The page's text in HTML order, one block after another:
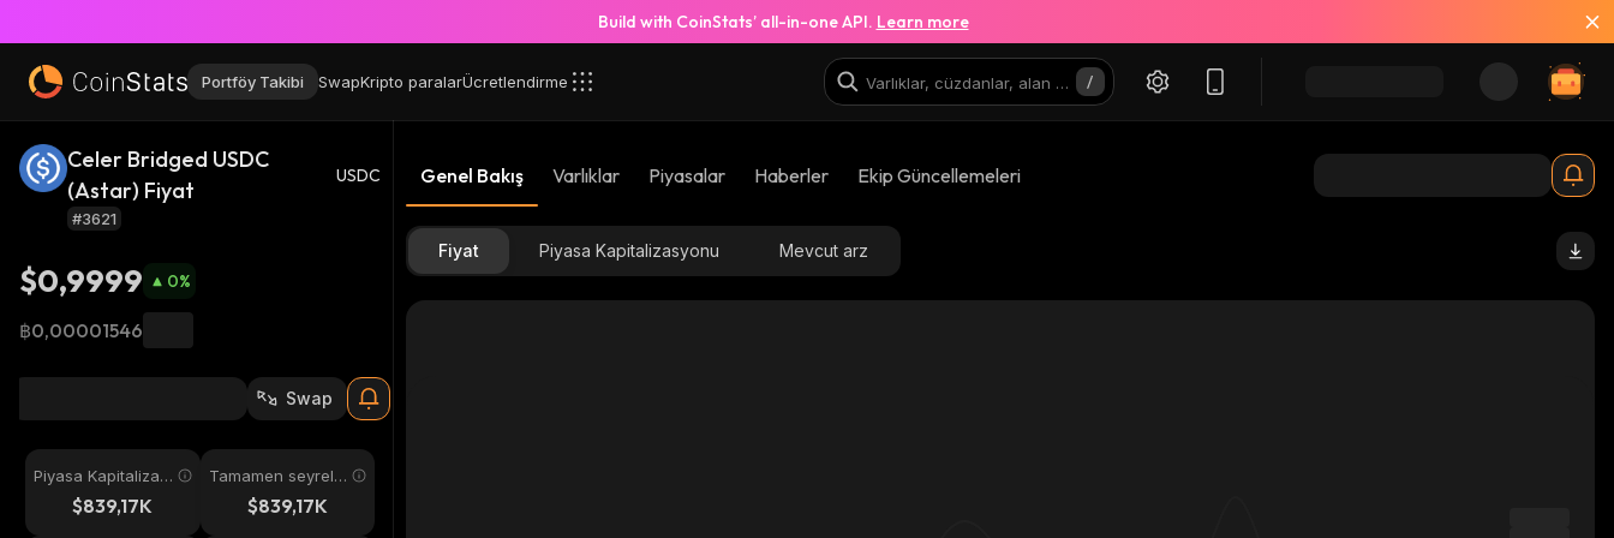
Build with CoinStats’ all-in-one API. Learn more
Portföy Takibi SwapKripto paralarÜcretlendirme
Celer Bridged USDC
(Astar) Fiyat
USDC
#3621
$0,9999 0%
฿0,00001546
Swap
Piyasa Kapitalizas
$839,17K
Tamamen seyreltil
$839,17K
Genel Bakış Varlıklar Piyasalar Haberler Ekip Güncellemeleri
Fiyat Piyasa Kapitalizasyonu Mevcut arz